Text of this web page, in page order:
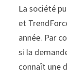
La société
et
année. Par
si la
connaît une